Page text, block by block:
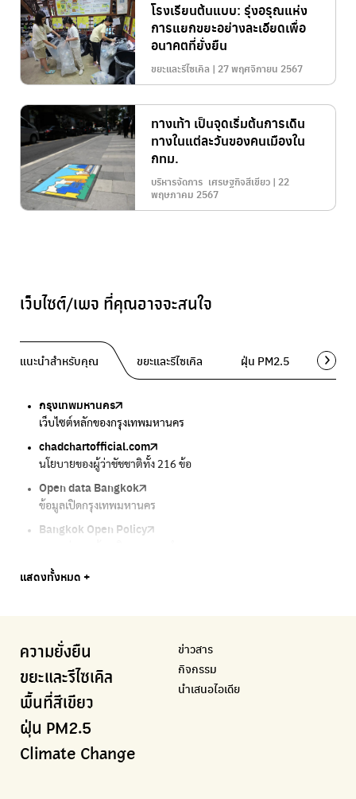
โรงเรียนต้นแบบ: รุ่งอรุณแห่ง
การแยกขยะอย่างละเอียดเพื่อ
อนาคตที่ยั่งยืน
ขยะและรีไซเคิล | 27 พฤศจิกายน 2567
ทางเท้า เป็นจุดเริ่มต้นการเดิน
ทางในแต่ละวันของคนเมืองใน
กทม.
บริหารจัดการ เศรษฐกิจสีเขียว | 22
พฤษภาคม 2567
เว็บไซต์/เพจ ที่คุณอาจจะสนใจ
แนะนำสำหรับคุณ ขยะและรีไซเคิล ฝุ่น PM2.5 พื้นที่สี
กรุงเทพมหานคร
เว็บไซต์หลักของกรุงเทพมหานคร
chadchartofficial.com
นโยบายของผู้ว่าชัชชาติทั้ง 216 ข้อ
Open data Bangkok
ข้อมูลเปิดกรุงเทพมหานคร
Bangkok Open Policy
Bangkok Trees
BKK Zero Waste
กรุงเทพฯไม่เทรวม
ลุงซาเล้งกับขยะที่หายไป
CHULA Zero Waste
จัดการขยะภายในพื้นที่อย่างเป็นระบบ
แสดงทั้งหมด +
Traffy Fondue
แจ้งปัญหาขยะ เพื่อให้หน่วยงานแก้ไข
BKK Zero Waste
กรุงเทพฯไม่เทรวม
ลุงซาเล้งกับขยะที่หายไป
เริ่มแยกขยะตั้งแต่วันนี้ เดี๋ยวลุงสอนให้
CHULA Zero Waste
Green2Get
กรมควบคุมมลพิษ
แหล่งข้อมูลเกี่ยวกับมาตรฐานคุณภาพอากาศ น้ำ และเสียง
มูลนิธิโลกสีเขียว
How to ting
การแยกขยะให้สนุก
Traffy Fondue
แจ้งปัญหาฝุ่น เพื่อให้หน่วยงานแก้ไข
Airbkk
รายงานคุณภาพอากาศในกรุงเทพมหานคร
Air4Thai
ตรวจสอบสภาพอากาศรอบตัวคุณง่ายๆ
กรมควบคุมมลพิษ
Line Alert
Greenpeace
มูลนิธิสภาประชาชนเพื่อสิ่งแวดล้อม
สำนักสิ่งแวดล้อม กรุงเทพมหานคร
เตะฝุ่น
แผนที่การระบายอากาศในช่วงสูงสุดของแต่ละวัน
Bangkok Trees
ความคืบหน้าโครงการต้นไม้ล้านต้น
Greener Bangkok 2030
โครงการเพิ่มพื้นที่สีเขียวภายในปี 2030
We park
เครือข่ายพัฒนาเมืองและชุมชนสุขภาวะ
Thai Green Urban (TGU)
Urban Design and Development Center
กระทรวงทรัพยากรธรรมชาติและสิ่งแวดล้อม
กรมส่งเสริมคุณภาพและสิ่งแวดล้อม
DCCE
กรมการเปลี่ยนแปลงสภาพภูมิอากาศและสิ่งแวดล้อม
BangkokStories
เรื่องราวในกรุงเทพโดยครีเอเตอร์
กรมควบคุมมลพิษ
แหล่งข้อมูลเกี่ยวกับมาตรฐานคุณภาพอากาศ น้ำ และเสียง
Greenpeace
Climate Strike Thailand
Carbon Footprint Thailand
เรียนรู้เครื่องมือคำนวณคาร์บอนฟุตพริ้นท์
กรมอุตุนิยมวิทยา
Net Zero Carbon
Everything about our planet and more
ความยั่งยืน
ขยะและรีไซเคิล
พื้นที่สีเขียว
ฝุ่น PM2.5
Climate Change
ข่าวสาร
กิจกรรม
นำเสนอไอเดีย